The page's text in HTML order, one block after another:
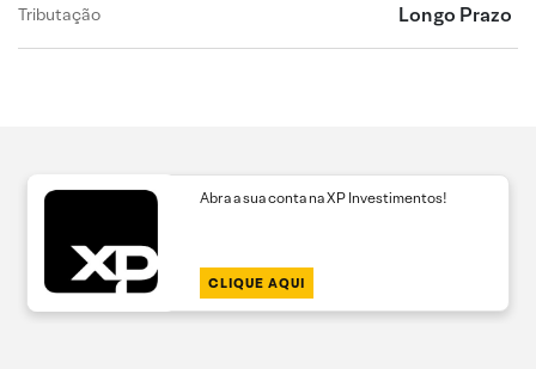
Tributação Longo Prazo
Abra a sua conta na XP Investimentos!
CLIQUE AQUI